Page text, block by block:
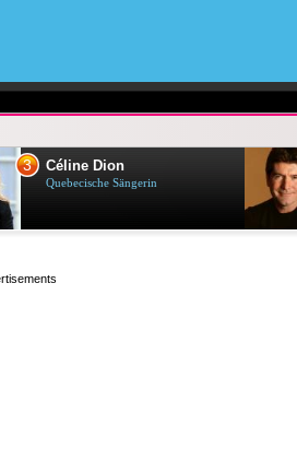
3 Céline Dion
Quebecische Sängerin